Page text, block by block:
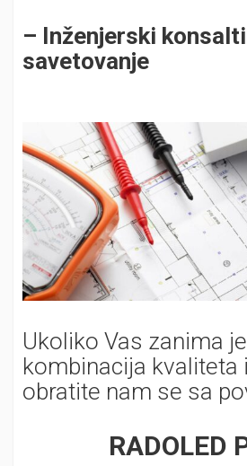
– Inženjerski
savetovanje
Ukoliko Vas zanima
kombinacija kvaliteta
obratite nam se sa
RADOLED